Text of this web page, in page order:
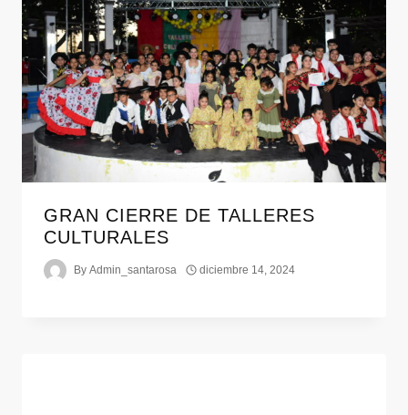
GRAN CIERRE DE TALLERES
CULTURALES
By Admin_santarosa diciembre 14, 2024